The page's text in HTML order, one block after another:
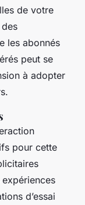
de votre
les abonnés
peut se
à adopter
pour cette
expériences
d’essai